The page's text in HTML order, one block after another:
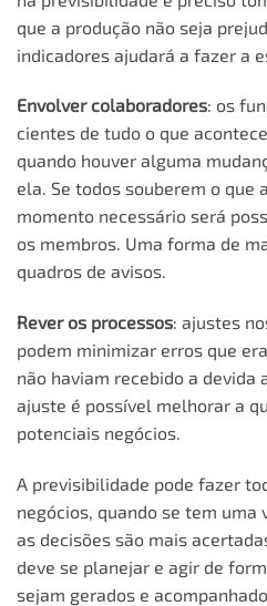
que a produção não seja
indicadores ajudará a fazer a
Envolver colaboradores: os
cientes de tudo o que
quando houver alguma
ela. Se todos souberem o que
momento necessário será
os membros. Uma forma de
quadros de avisos.
Rever os processos: ajustes
podem minimizar erros que
não haviam recebido a devida
ajuste é possível melhorar a
potenciais negócios.
A previsibilidade pode fazer
negócios, quando se tem
as decisões são mais
deve se planejar e agir de
sejam gerados e